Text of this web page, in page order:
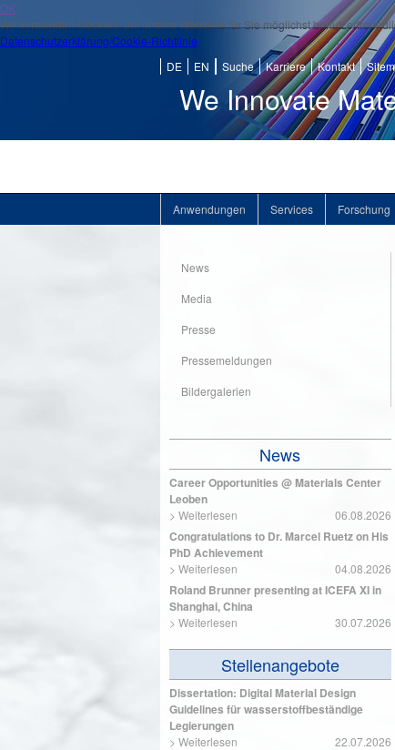
OK
Wir verwenden Cookies, um unsere Webseite für Sie möglichst
Datenschutzerklärung/Cookie-Richtlinie
We Innovate
DE EN Suche Karriere Kontakt
Anwendungen Services Forschung
News
Media
Presse
Pressemeldungen
Bildergalerien
News
Career Opportunities @ Materials Center
Leoben
> Weiterlesen 06.08.2026
Congratulations to Dr. Marcel Ruetz on His
PhD Achievement
> Weiterlesen 04.08.2026
Roland Brunner presenting at ICEFA XI in
Shanghai, China
> Weiterlesen 30.07.2026
Stellenangebote
Dissertation: Digital Material Design
Guidelines für wasserstoffbeständige
Legierungen
> Weiterlesen 22.07.2026